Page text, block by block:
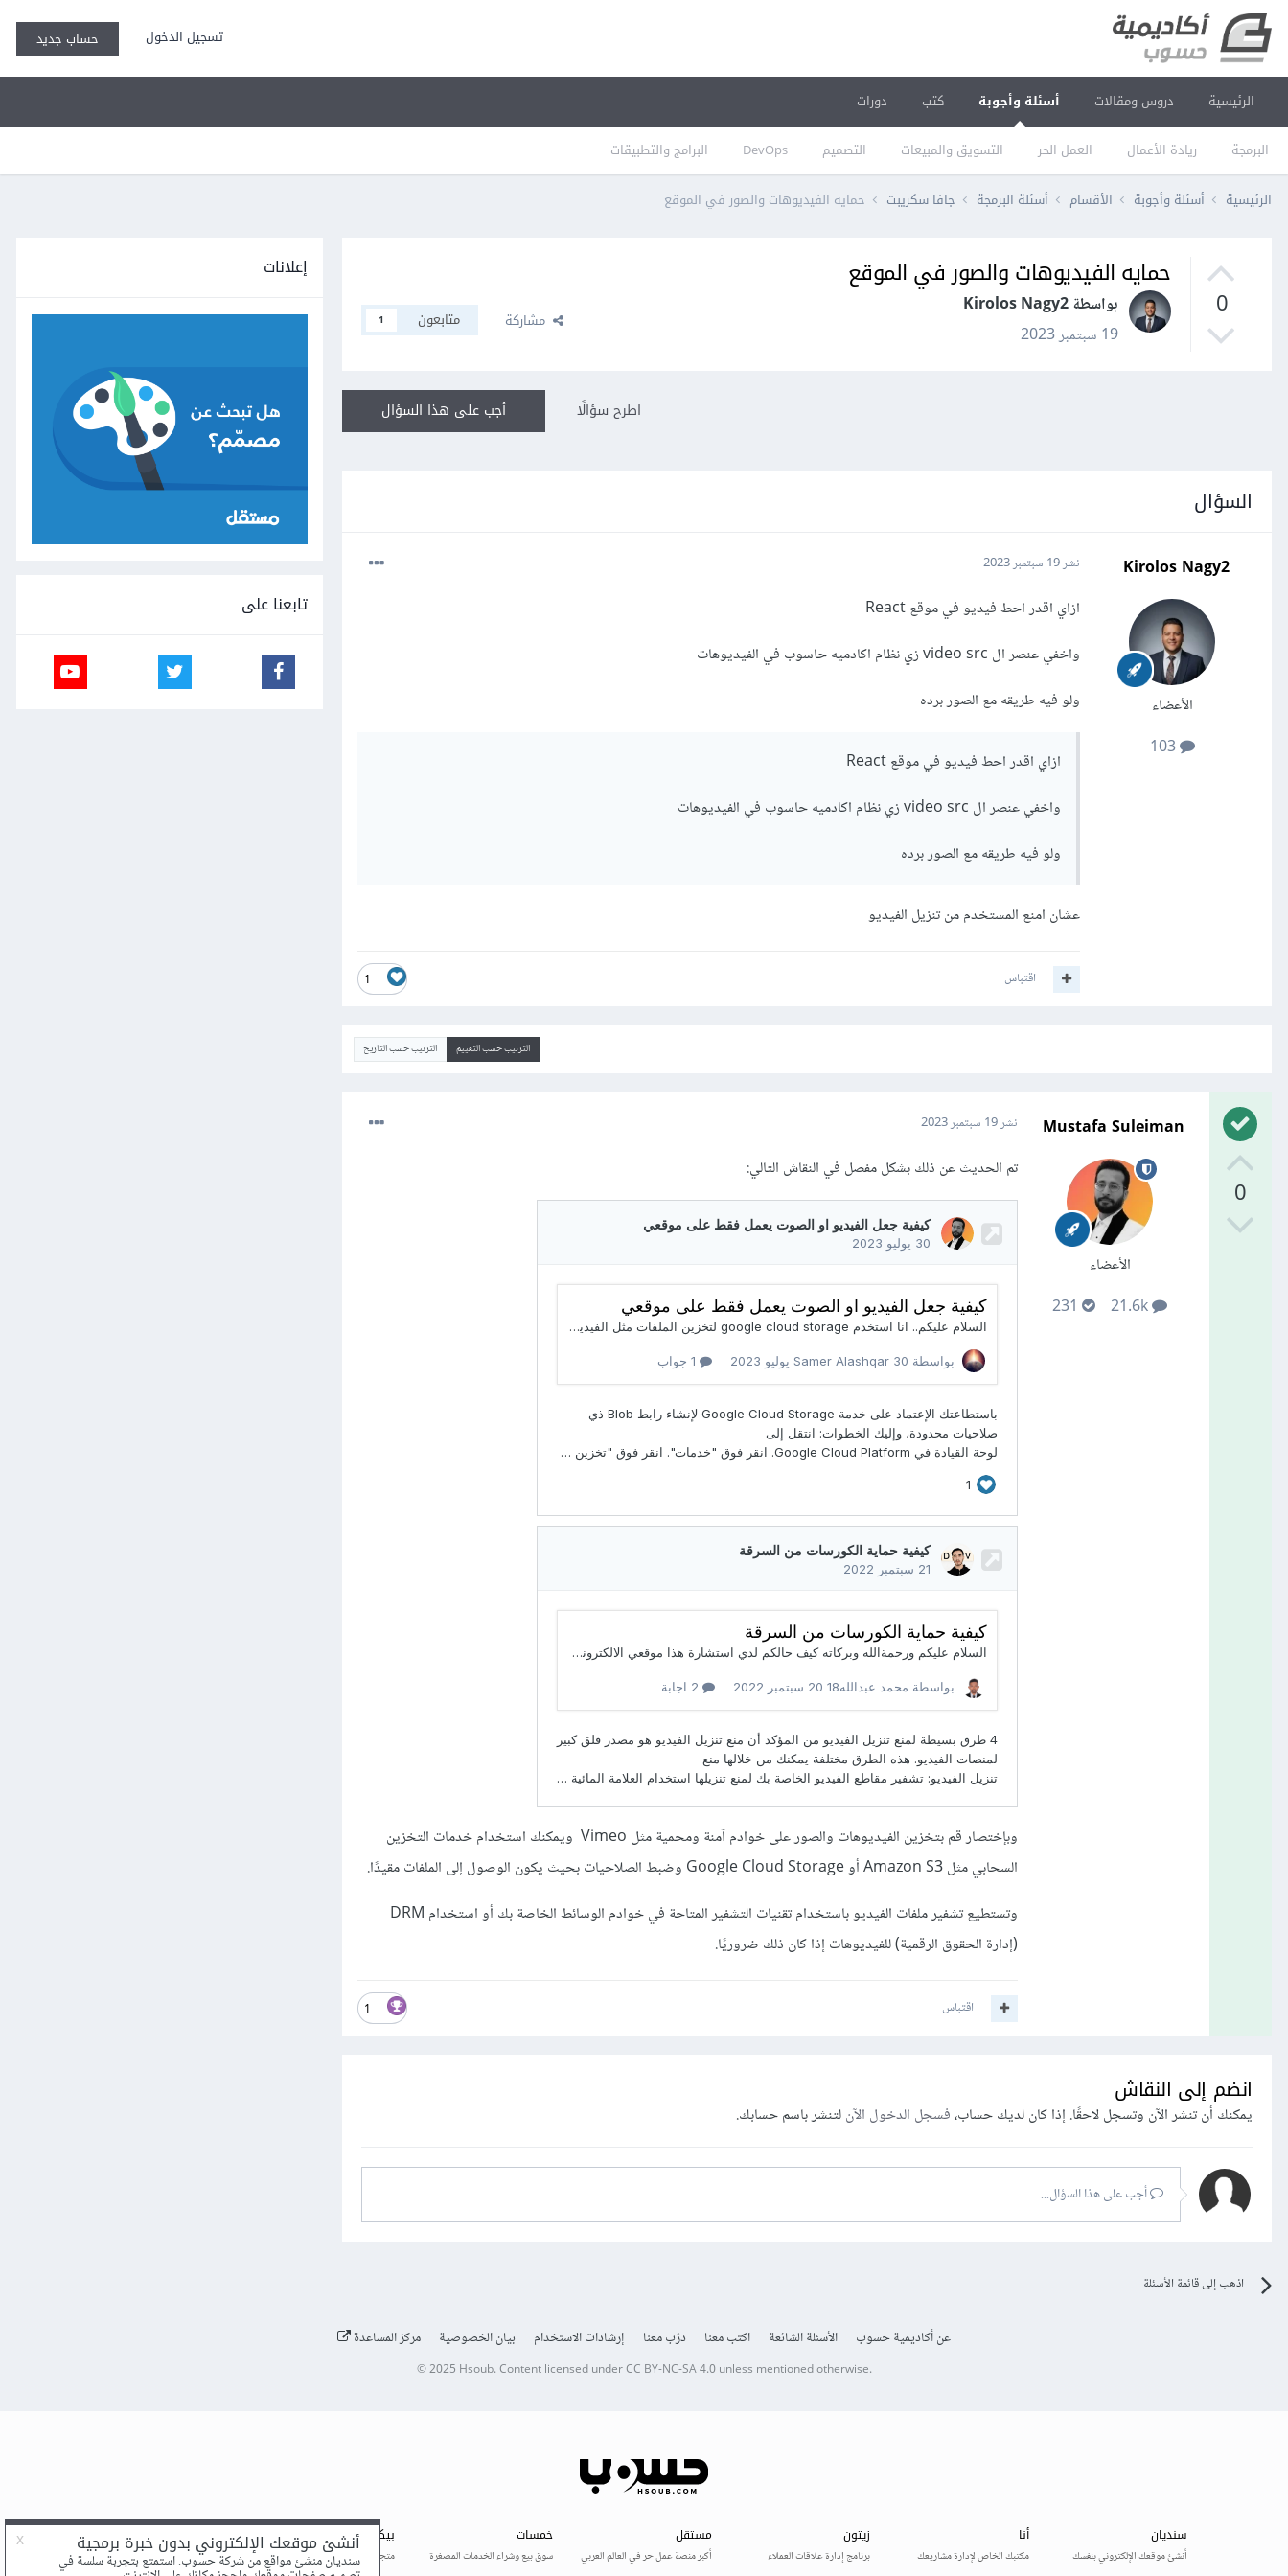
تسجيل الدخول حساب جديد
الرئيسية دروس ومقالات أسئلة وأجوبة
البرمجة ريادة الأعمال العمل الحر التسويق والمبيعات التصميم DevOps البرامج والتطبيقات
كتب دورات
الرئيسية أسئلة وأجوبة الأقسام أسئلة البرمجة جافا سكريبت حمايه الفيديوهات والصور في الموقع
0
حمايه الفيديوهات والصور في الموقع
بواسطة Kirolos Nagy2
19 سبتمبر 2023
مشاركة متابعون 1
أجب على هذا السؤال اطرح سؤالًا
السؤال
Kirolos Nagy2
الأعضاء
103
نشر19 سبتمبر 2023
ازاي اقدر احط فيديو في موقع React
واخفي عنصر ال video src زي نظام اكادميه حاسوب في الفيديوهات
ولو فيه طريقه مع الصور برده
ازاي اقدر احط فيديو في موقع React
واخفي عنصر ال video src زي نظام اكادميه حاسوب في الفيديوهات
ولو فيه طريقه مع الصور برده
عشان امنع المستخدم من تنزيل الفيديو
1 اقتباس
الترتيب حسب التقييم الترتيب حسب التاريخ
0
Mustafa Suleiman
الأعضاء
نشر19 سبتمبر 2023
تم الحديث عن ذلك بشكل مفصل في النقاش التالي:
وبإختصار قم بتخزين الفيديوهات والصور على خوادم آمنة ومحمية مثل Vimeo ويمكنك استخدام خدمات التخزين
السحابي مثل Amazon S3 أو Google Cloud Storage وضبط الصلاحيات بحيث يكون الوصول إلى الملفات مقيدًا.
وتستطيع تشفير ملفات الفيديو باستخدام تقنيات التشفير المتاحة في خوادم الوسائط الخاصة بك أو استخدام DRM
(إدارة الحقوق الرقمية) للفيديوهات إذا كان ذلك ضروريًا.
1 اقتباس
انضم إلى النقاش
يمكنك أن تنشر الآن وتسجل لاحقًا. إذا كان لديك حساب،فسجل الدخول الآنلتنشر باسم حسابك.
أجب على هذا السؤال...
اذهب إلى قائمة الأسئلة
إعلانات
تابعنا على
عن أكاديمية حسوب الأسئلة الشائعة اكتب معنا درّب معنا إرشادات الاستخدام بيان الخصوصية مركز المساعدة
© 2025 Hsoub.Content licensed underCC BY-NC-SA 4.0unless mentioned otherwise.